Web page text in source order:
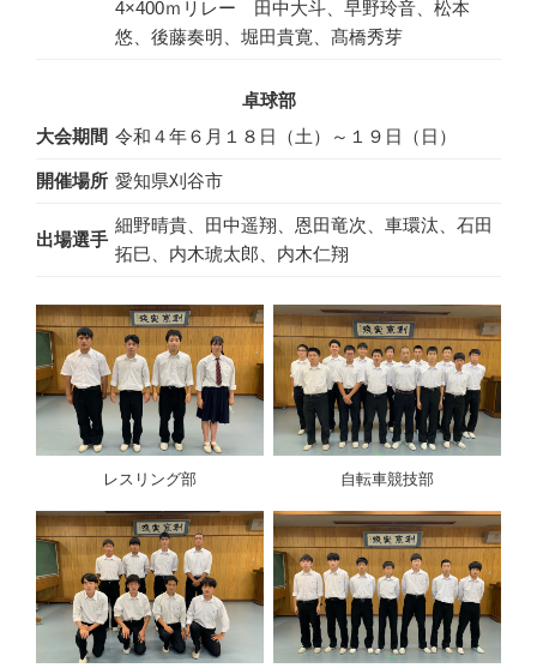
4×400ｍリレー 田中大斗、早野玲音、松本
悠、後藤奏明、堀田貴寛、髙橋秀芽
卓球部
大会期間 令和４年６月１８日（土）～１９日（日）
開催場所 愛知県刈谷市
出場選手
細野晴貴、田中遥翔、恩田竜次、車環汰、石田
拓巳、内木琥太郎、内木仁翔
レスリング部 自転車競技部